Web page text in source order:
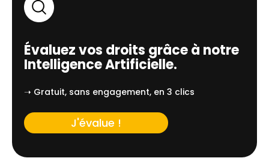
Évaluez vos droits grâce à notre
Intelligence Artificielle.
➝ Gratuit, sans engagement, en 3 clics
J'évalue !